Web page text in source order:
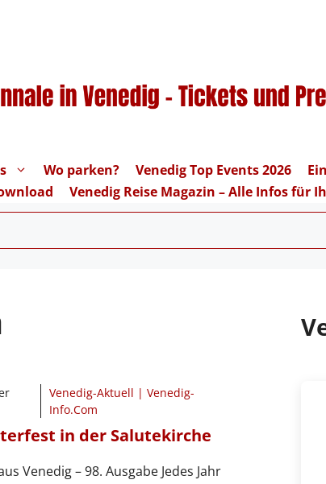
Wo parken? Venedig Top Events 2026
Venedig Reise Magazin – Alle Infos für
Venedig-Aktuell | Venedig-
Info.Com
in der Salutekirche
Venedig – 98. Ausgabe Jedes Jahr